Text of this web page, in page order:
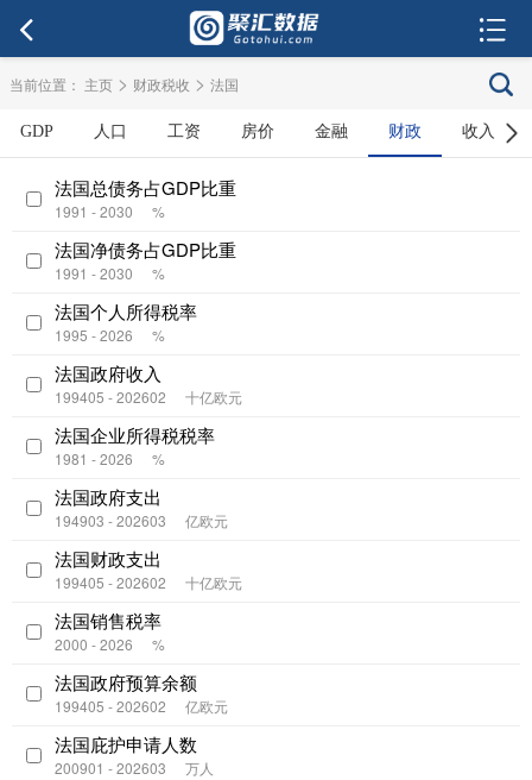
当前位置： 主页 > 财政税收 > 法国
GDP 人口 工资 房价 金融 财政 收入
法国总债务占GDP比重
1991 - 2030 %
法国净债务占GDP比重
1991 - 2030 %
法国个人所得税率
1995 - 2026 %
法国政府收入
199405 - 202602 十亿欧元
法国企业所得税税率
1981 - 2026 %
法国政府支出
194903 - 202603 亿欧元
法国财政支出
199405 - 202602 十亿欧元
法国销售税率
2000 - 2026 %
法国政府预算余额
199405 - 202602 亿欧元
法国庇护申请人数
200901 - 202603 万人